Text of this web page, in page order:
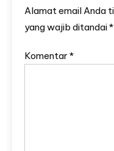
Alamat email Anda
yang wajib ditandai*
Komentar *